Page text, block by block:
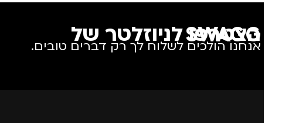
הצטרפו לניוזלטר של SWAGG
אנחנו הולכים לשלוח לך רק דברים טובים.